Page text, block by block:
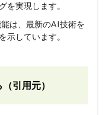
を実現します。
は、最新のAI技術を
示しています。
引用元）